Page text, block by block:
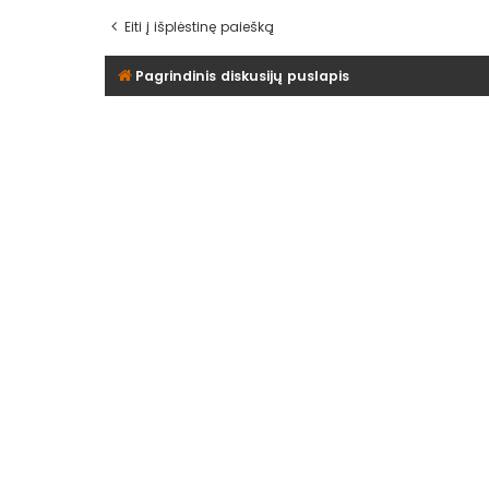
Eiti į išplėstinę paiešką
Pagrindinis diskusijų puslapis